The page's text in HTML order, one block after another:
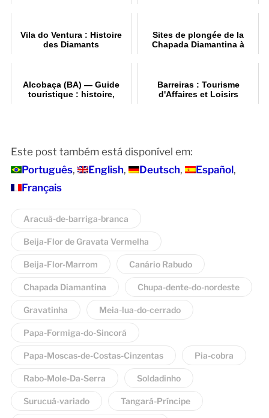
Vila do Ventura : Histoire
des Diamants
Sites de plongée de la
Chapada Diamantina à
Alcobaça (BA) — Guide
touristique : histoire,
Barreiras : Tourisme
d'Affaires et Loisirs
Este post também está disponível em:
Português
English Deutsch
Español
Français
Aracuã-de-barriga-branca
Beija-Flor de Gravata Vermelha
Beija-Flor-Marrom Canário Rabudo
Chapada Diamantina Chupa-dente-do-nordeste
Gravatinha Meia-lua-do-cerrado
Papa-Formiga-do-Sincorá
Papa-Moscas-de-Costas-Cinzentas Pia-cobra
Rabo-Mole-Da-Serra Soldadinho
Surucuá-variado Tangará-Príncipe